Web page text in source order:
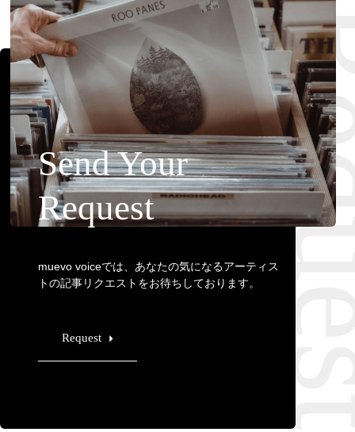
Send Your
Request
muevo voiceでは、あなたの気になるアーティス
トの記事リクエストをお待ちしております。
Request